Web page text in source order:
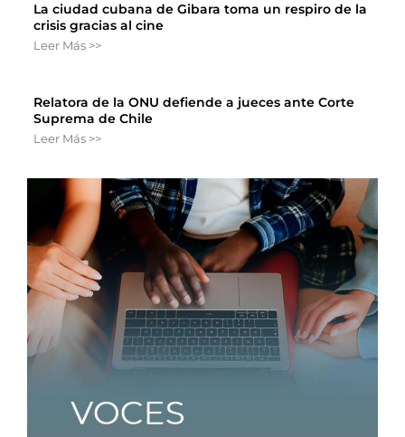
La ciudad cubana de Gibara toma un respiro de la
crisis gracias al cine
Leer Más >>
Relatora de la ONU defiende a jueces ante Corte
Suprema de Chile
Leer Más >>